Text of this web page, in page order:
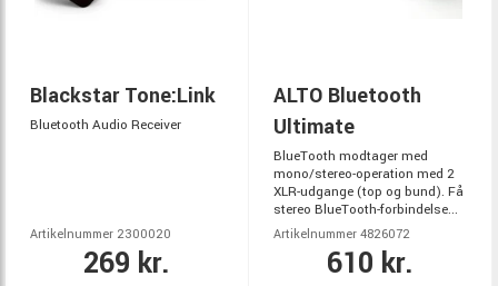
Blackstar Tone:Link
Bluetooth Audio Receiver
Artikelnummer 2300020
269 kr.
ALTO Bluetooth
Ultimate
BlueTooth modtager med
mono/stereo-operation med 2
XLR-udgange (top og bund). Få
stereo BlueTooth-forbindelse...
Artikelnummer 4826072
610 kr.